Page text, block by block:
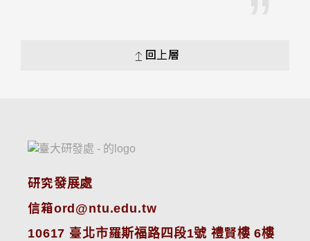
回上層
研究發展處
信箱ord@ntu.edu.tw
10617 臺北市羅斯福路四段1號 禮賢樓 6樓